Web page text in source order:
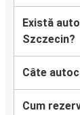
Există
Szczecin?
Câte
Cum